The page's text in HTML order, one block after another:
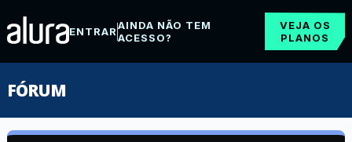
ENTRARAINDA NÃO TEM
ACESSO?
VEJA OS
PLANOS
FÓRUM